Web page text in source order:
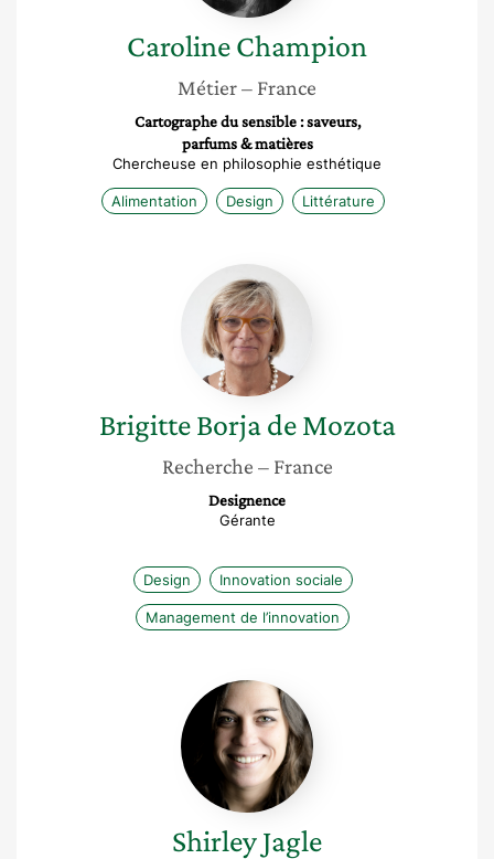
CarolineChampion
Métier– France
Cartographe du sensible : saveurs,
parfums & matières
Chercheuse en philosophie esthétique
Alimentation Design Littérature
Brigitte
Borja
de
Mozota
Brigitte Borja de Mozota
Recherche – France
Designence
Gérante
Design Innovation sociale
Management de l’innovation
Shirley
Jagle
ShirleyJagle